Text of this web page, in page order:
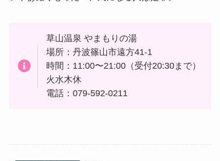
草山温泉 やまもりの湯
場所：丹波篠山市遠方41-1
時間：11:00〜21:00（受付20:30まで）
火水木休
電話：079-592-0211